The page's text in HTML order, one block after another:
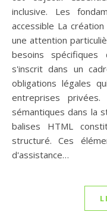
inclusive. Les
accessible La
une attention
besoins spécifiques
s'inscrit dans un
obligations légales
entreprises
sémantiques dans la
balises HTML
structuré. Ces
d'assistance…